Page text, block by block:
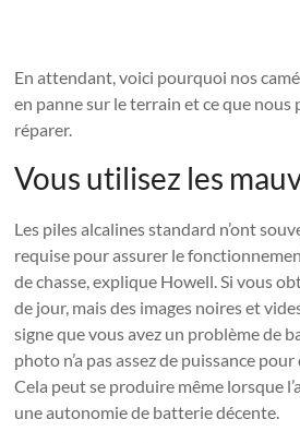
En attendant, voici pourquoi nos
en panne sur le terrain et ce que
réparer.
Vous utilisez les
Les piles alcalines standard n’ont
requise pour assurer le
de chasse, explique Howell. Si vous
de jour, mais des images noires et
signe que vous avez un problème de
photo n’a pas assez de puissance
Cela peut se produire même lorsque
une autonomie de batterie décente.